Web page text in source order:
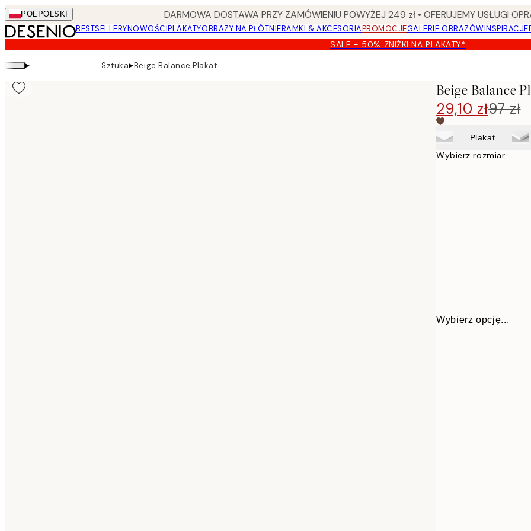
Skip
to
main
content.
POL POLSKI DARMOWA DOSTAWA PRZY ZAMÓWIENIU POWYŻEJ 249 zł • OFERUJEMY USŁUGI
BESTSELLERYNOWOŚCIPLAKATYOBRAZY NA PŁÓTNIERAMKI & AKCESORIAPROMOCJEGALERIE OBRAZÓWINSPIRACJE
SALE - 50% ZNIŻKI NA PLAKATY*
▸ Sztuka▸Beige Balance Plakat
Beige Balance
29,10 zł97 zł
Plakat
Wybierz rozmiar
Wybierz opcję...